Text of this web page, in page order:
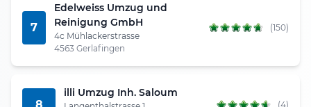
7
Edelweiss Umzug und
Reinigung GmbH
4c Mühlackerstrasse
4563 Gerlafingen
(150)
illi Umzug Inh. Saloum
(4)